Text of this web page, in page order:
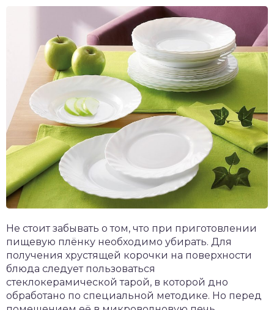
Не стоит забывать о том, что при приготовлении
пищевую плёнку необходимо убирать. Для
получения хрустящей корочки на поверхности
блюда следует пользоваться
стеклокерамической тарой, в которой дно
обработано по специальной методике. Но перед